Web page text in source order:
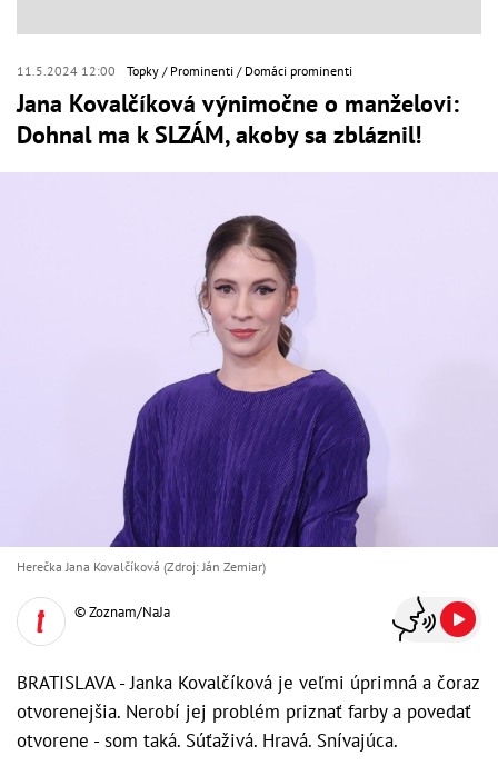
11.5.2024 12:00 Topky Prominenti Domáci prominenti
Jana Kovalčíková výnimočne o manželovi:
Dohnal ma k SLZÁM, akoby sa zbláznil!
Herečka Jana Kovalčíková (Zdroj: Ján Zemiar)
© Zoznam/NaJa
BRATISLAVA - Janka Kovalčíková je veľmi úprimná a čoraz
otvorenejšia. Nerobí jej problém priznať farby a povedať
otvorene - som taká. Súťaživá. Hravá. Snívajúca.